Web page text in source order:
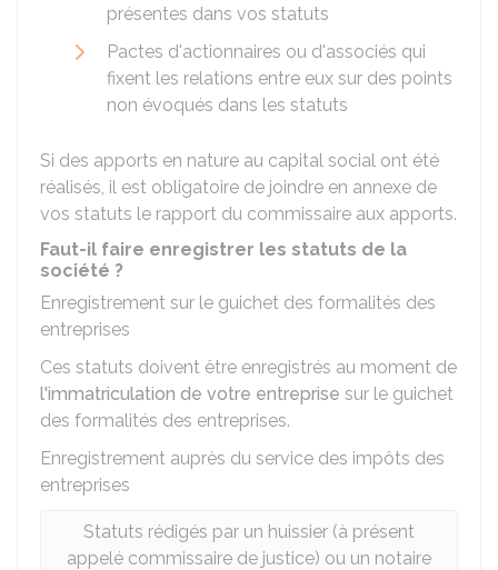
présentes dans vos statuts
Pactes d'actionnaires ou d'associés qui
fixent les relations entre eux sur des points
non évoqués dans les statuts
Si des apports en nature au capital social ont été
réalisés, il est obligatoire de joindre en annexe de
vos statuts le rapport du commissaire aux apports.
Faut-il faire enregistrer les statuts de la
société ?
Enregistrement sur le guichet des formalités des
entreprises
Ces statuts doivent être enregistrés au moment de
l'immatriculation de votre entreprise sur le guichet
des formalités des entreprises.
Enregistrement auprès du service des impôts des
entreprises
Statuts rédigés par un huissier (à présent
appelé commissaire de justice) ou un notaire